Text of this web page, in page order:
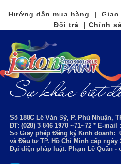
Hướng dẫn mua hàng |
Đổi trả | Chính
Số 188C Lê Văn Sỹ, P. Phú Nhuận,
ĐT: (028) 3 846 1970 ~71~72 * E-
Số Giấy phép Đăng ký Kinh doanh:
và Đầu tư TP. Hồ Chí Minh cấp ngày
Đại diện pháp luật: Phạm Lê Quân